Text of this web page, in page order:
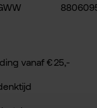
vanaf € 25,-